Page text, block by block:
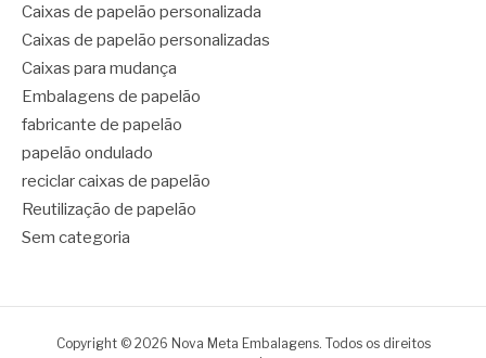
Caixas de papelão personalizada
Caixas de papelão personalizadas
Caixas para mudança
Embalagens de papelão
fabricante de papelão
papelão ondulado
reciclar caixas de papelão
Reutilização de papelão
Sem categoria
Copyright © 2026 Nova Meta Embalagens. Todos os direitos